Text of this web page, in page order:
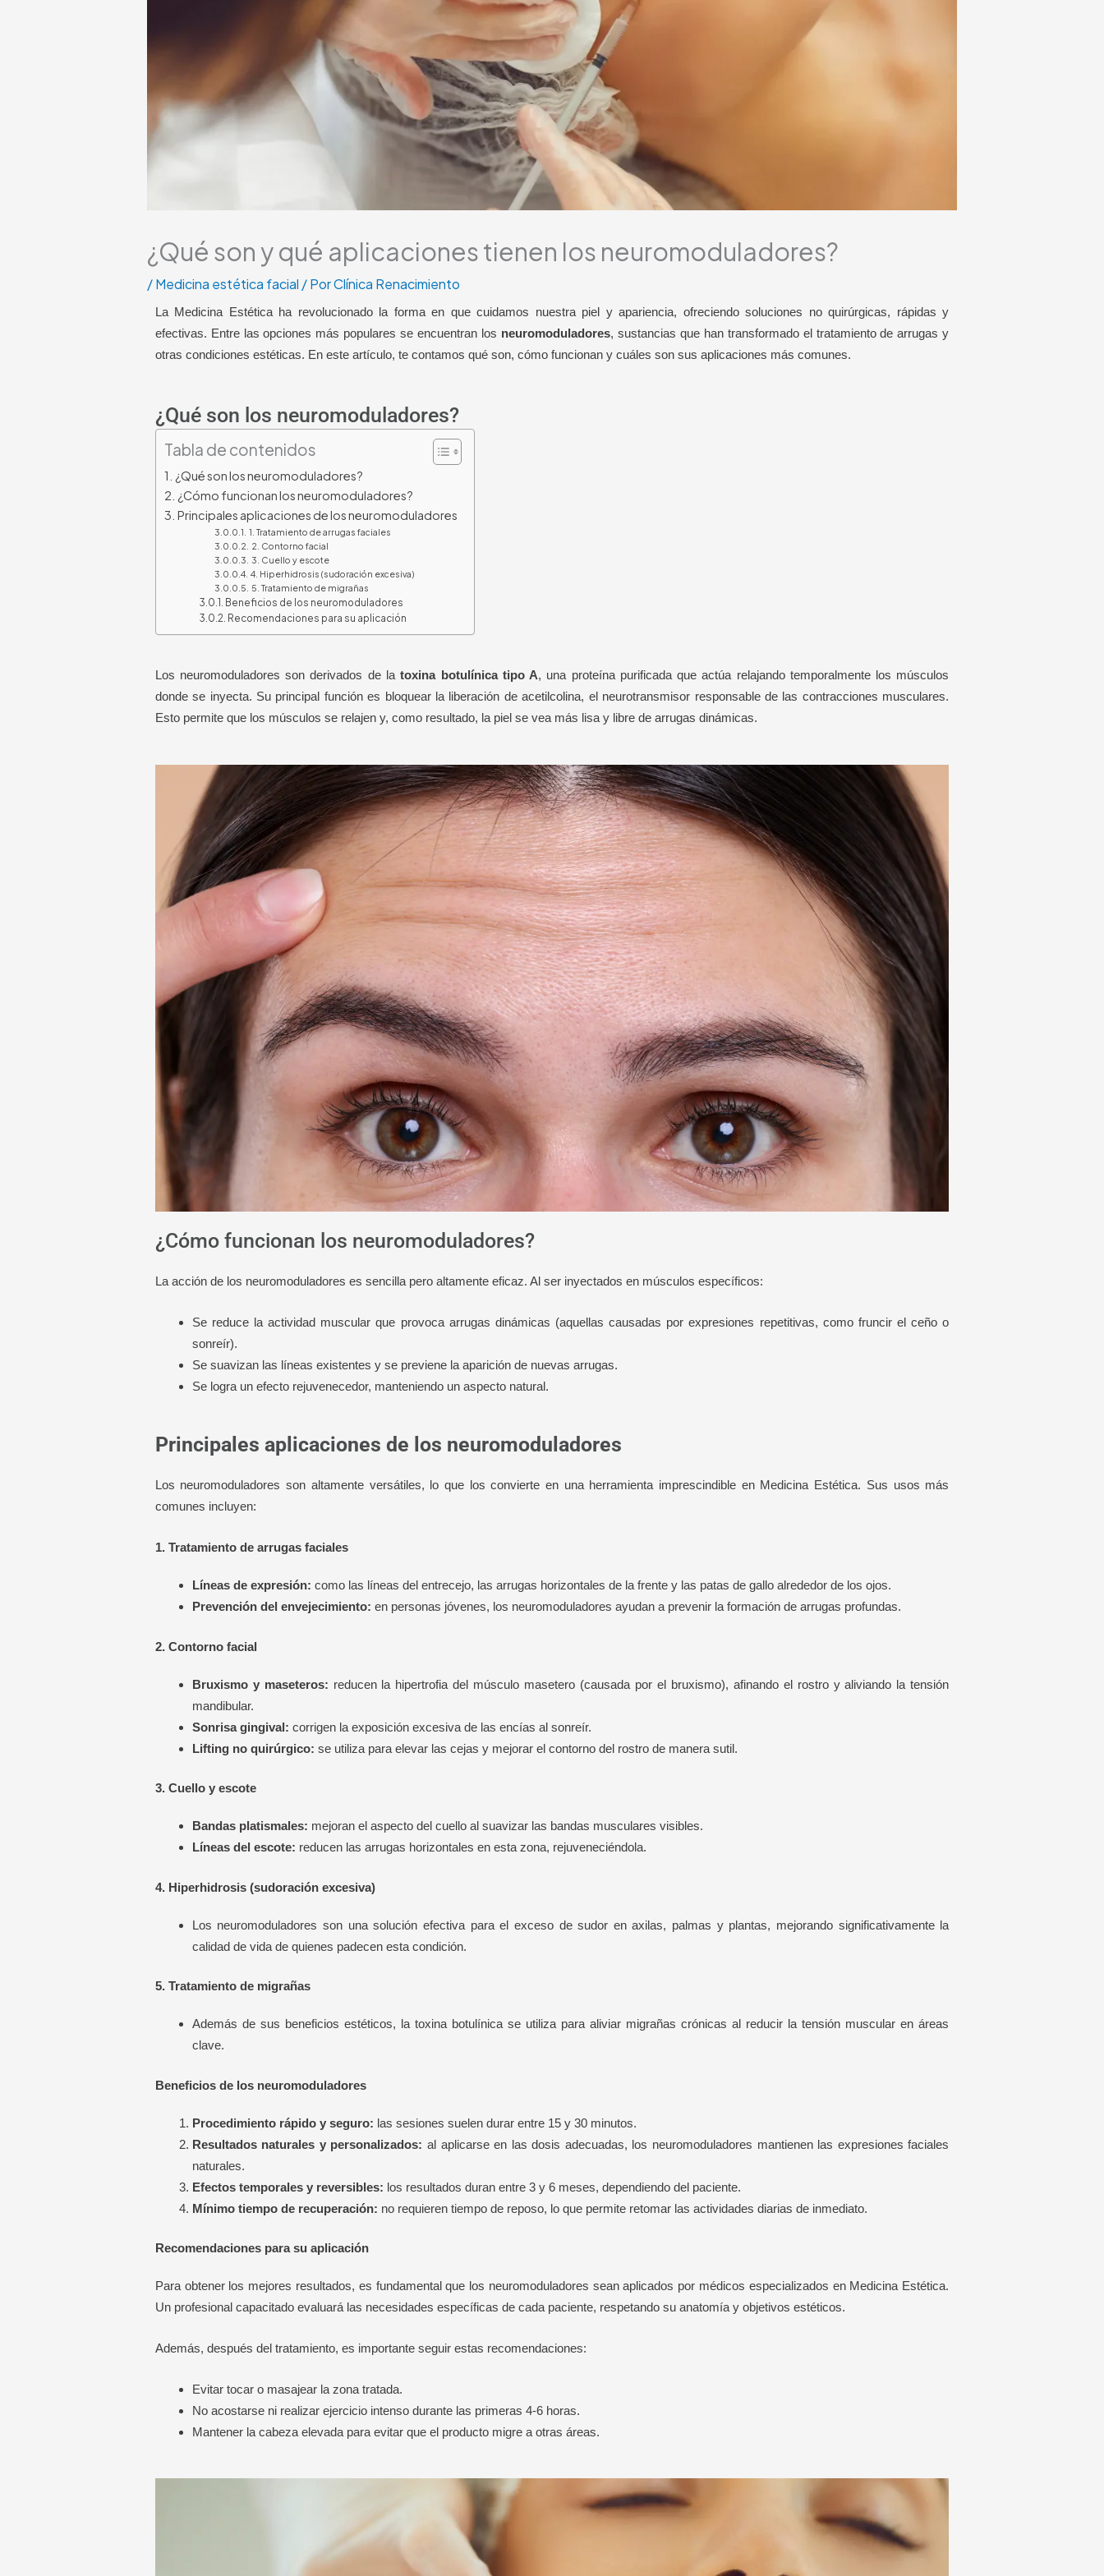
¿Qué son y qué aplicaciones tienen los neuromoduladores?
/Medicina estética facial / PorClínica Renacimiento
La Medicina Estética ha revolucionado la forma en que cuidamos nuestra piel y apariencia, ofreciendo soluciones no quirúrgicas, rápidas y
efectivas. Entre las opciones más populares se encuentran los neuromoduladores, sustancias que han transformado el tratamiento de arrugas y
otras condiciones estéticas. En este artículo, te contamos qué son, cómo funcionan y cuáles son sus aplicaciones más comunes.
¿Qué son los neuromoduladores?
Tabla de contenidos
¿Qué son los neuromoduladores?
¿Cómo funcionan los neuromoduladores?
Principales aplicaciones de los neuromoduladores
1. Tratamiento de arrugas faciales
2. Contorno facial
3. Cuello y escote
4. Hiperhidrosis (sudoración excesiva)
5. Tratamiento de migrañas
Beneficios de los neuromoduladores
Recomendaciones para su aplicación
Los neuromoduladores son derivados de latoxina botulínica tipo A, una proteína purificada que actúa relajando temporalmente los músculos
donde se inyecta. Su principal función es bloquear la liberación de acetilcolina, el neurotransmisor responsable de las contracciones musculares.
Esto permite que los músculos se relajen y, como resultado, la piel se vea más lisa y libre de arrugas dinámicas.
¿Cómo funcionan los neuromoduladores?
La acción de los neuromoduladores es sencilla pero altamente eficaz. Al ser inyectados en músculos específicos:
Se reduce la actividad muscular que provoca arrugas dinámicas (aquellas causadas por expresiones repetitivas, como fruncir el ceño o
sonreír).
Se suavizan las líneas existentes y se previene la aparición de nuevas arrugas.
Se logra un efecto rejuvenecedor, manteniendo un aspecto natural.
Principales aplicaciones de los neuromoduladores
Los neuromoduladores son altamente versátiles, lo que los convierte en una herramienta imprescindible en Medicina Estética. Sus usos más
comunes incluyen:
1. Tratamiento de arrugas faciales
Líneas de expresión: como las líneas del entrecejo, las arrugas horizontales de la frente y las patas de gallo alrededor de los ojos.
Prevención del envejecimiento: en personas jóvenes, los neuromoduladores ayudan a prevenir la formación de arrugas profundas.
2. Contorno facial
Bruxismo y maseteros: reducen la hipertrofia del músculo masetero (causada por el bruxismo), afinando el rostro y aliviando la tensión
mandibular.
Sonrisa gingival: corrigen la exposición excesiva de las encías al sonreír.
Lifting no quirúrgico: se utiliza para elevar las cejas y mejorar el contorno del rostro de manera sutil.
3. Cuello y escote
Bandas platismales: mejoran el aspecto del cuello al suavizar las bandas musculares visibles.
Líneas del escote: reducen las arrugas horizontales en esta zona, rejuveneciéndola.
4. Hiperhidrosis (sudoración excesiva)
Los neuromoduladores son una solución efectiva para el exceso de sudor en axilas, palmas y plantas, mejorando significativamente la
calidad de vida de quienes padecen esta condición.
5. Tratamiento de migrañas
Además de sus beneficios estéticos, la toxina botulínica se utiliza para aliviar migrañas crónicas al reducir la tensión muscular en áreas
clave.
Beneficios de los neuromoduladores
Procedimiento rápido y seguro: las sesiones suelen durar entre 15 y 30 minutos.
Resultados naturales y personalizados: al aplicarse en las dosis adecuadas, los neuromoduladores mantienen las expresiones faciales
naturales.
Efectos temporales y reversibles: los resultados duran entre 3 y 6 meses, dependiendo del paciente.
Mínimo tiempo de recuperación: no requieren tiempo de reposo, lo que permite retomar las actividades diarias de inmediato.
Recomendaciones para su aplicación
Para obtener los mejores resultados, es fundamental que los neuromoduladores sean aplicados por médicos especializados en Medicina Estética.
Un profesional capacitado evaluará las necesidades específicas de cada paciente, respetando su anatomía y objetivos estéticos.
Además, después del tratamiento, es importante seguir estas recomendaciones:
Evitar tocar o masajear la zona tratada.
No acostarse ni realizar ejercicio intenso durante las primeras 4-6 horas.
Mantener la cabeza elevada para evitar que el producto migre a otras áreas.